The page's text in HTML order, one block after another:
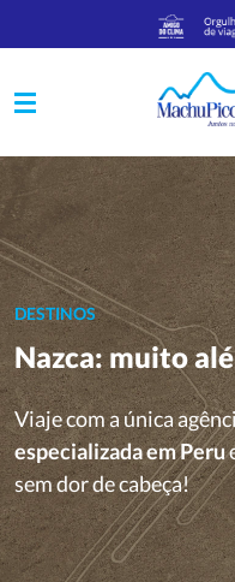
DESTINOS
Nazca: muito
Viaje com a única
especializada em Peru
sem dor de cabeça!